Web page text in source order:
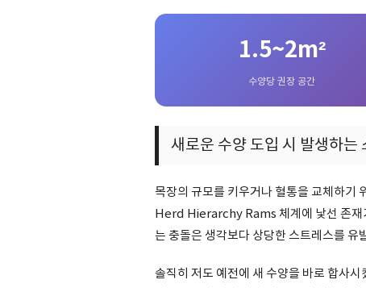
1.5~2m²
수양당 권장 공간
새로운 수양 도입 시 발생하는
목장의 규모를 키우거나 혈통을 교체하기
Herd Hierarchy Rams 체계에 낯선 존재
는 충돌은 생각보다 상당한 스트레스를 유
솔직히 저도 예전에 새 수양을 바로 합사시